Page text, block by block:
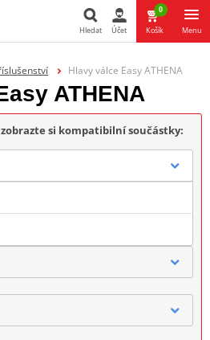
Hledat
Hledat Účet
0
Košík Menu
Hlavy válce Easy ATHENA
ATHENA
si kompatibilní součástky: